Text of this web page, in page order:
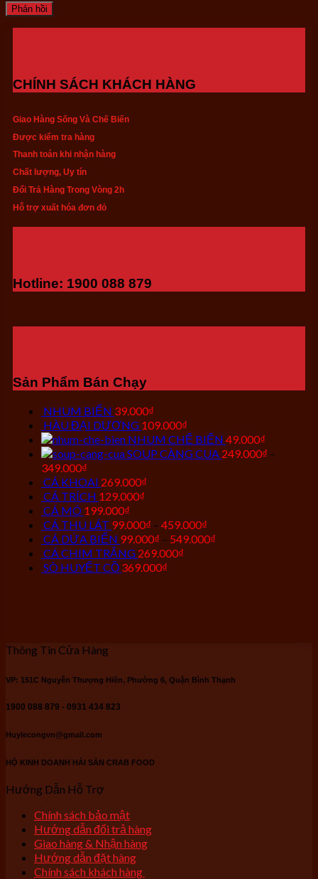
CHÍNH SÁCH KHÁCH HÀNG
Giao Hàng Sống Và Chế Biến
Được kiểm tra hàng
Thanh toán khi nhận hàng
Chất lượng, Uy tín
Đổi Trả Hàng Trong Vòng 2h
Hỗ trợ xuất hóa đơn đỏ
Hotline: 1900 088 879
Sản Phẩm Bán Chạy
NHUM BIỂN 39.000₫
HÀU ĐẠI DƯƠNG 109.000₫
NHUM CHẾ BIẾN 49.000₫
SOUP CÀNG CUA 249.000₫ –
349.000₫
CÁ KHOAI 269.000₫
CÁ TRÍCH 129.000₫
CÁ MÓ 199.000₫
CÁ THU LÁT 99.000₫ – 459.000₫
CÁ DỨA BIỂN 99.000₫ – 549.000₫
CÁ CHIM TRẮNG 269.000₫
SÒ HUYẾT CỒ 369.000₫
Thông Tin Cửa Hàng
VP: 151C Nguyễn Thượng Hiền, Phường 6, Quận Bình Thạnh
1900 088 879 - 0931 434 823
Huylecongvn@gmail.com
HỘ KINH DOANH HẢI SẢN CRAB FOOD
Hướng Dẫn Hỗ Trợ
Chính sách bảo mật
Hướng dẫn đổi trả hàng
Giao hàng & Nhận hàng
Hướng dẫn đặt hàng
Chính sách khách hàng